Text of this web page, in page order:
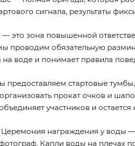
сигнала, результаты
— это зона повышенной
проводим обязательную
на воде и понимает правила
предоставляем стартовые
прокат очков и
участников и остается
Церемония награждения у воды —
Капли воды на плечах